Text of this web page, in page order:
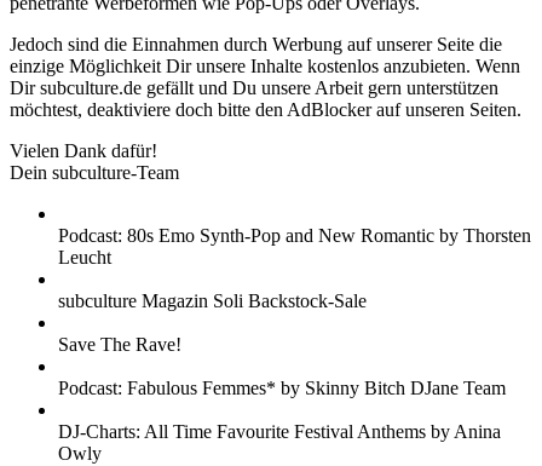
Jedoch sind die Einnahmen durch Werbung auf unserer Seite die
einzige Möglichkeit Dir unsere Inhalte kostenlos anzubieten. Wenn
Dir subculture.de gefällt und Du unsere Arbeit gern unterstützen
möchtest, deaktiviere doch bitte den AdBlocker auf unseren Seiten.
Vielen Dank dafür!
Dein subculture-Team
Podcast: 80s Emo Synth-Pop and New Romantic by Thorsten
Leucht
subculture Magazin Soli Backstock-Sale
Save The Rave!
Podcast: Fabulous Femmes* by Skinny Bitch DJane Team
DJ-Charts: All Time Favourite Festival Anthems by Anina
Owly